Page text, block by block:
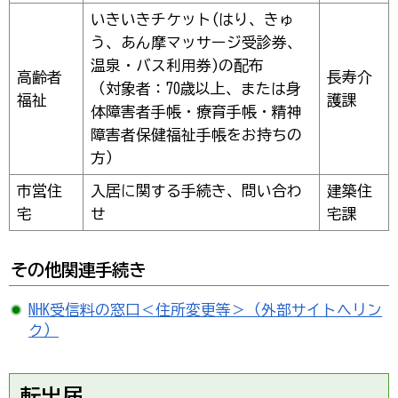
高齢者
福祉
いきいきチケット(はり、きゅ
う、あん摩マッサージ受診券、
温泉・バス利用券)の配布
（対象者：70歳以上、または身
体障害者手帳・療育手帳・精神
障害者保健福祉手帳をお持ちの
方）
長寿介
護課
市営住
宅
入居に関する手続き、問い合わ
せ
建築住
宅課
その他関連手続き
NHK受信料の窓口＜住所変更等＞（外部サイトへリン
ク）